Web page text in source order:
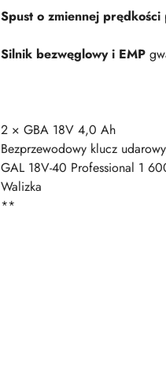
Spust o zmiennej prędkości
Silnik bezwęglowy i EMP
2 × GBA 18V 4,0 Ah
Bezprzewodowy klucz
GAL 18V-40 Professional 1
Walizka
**